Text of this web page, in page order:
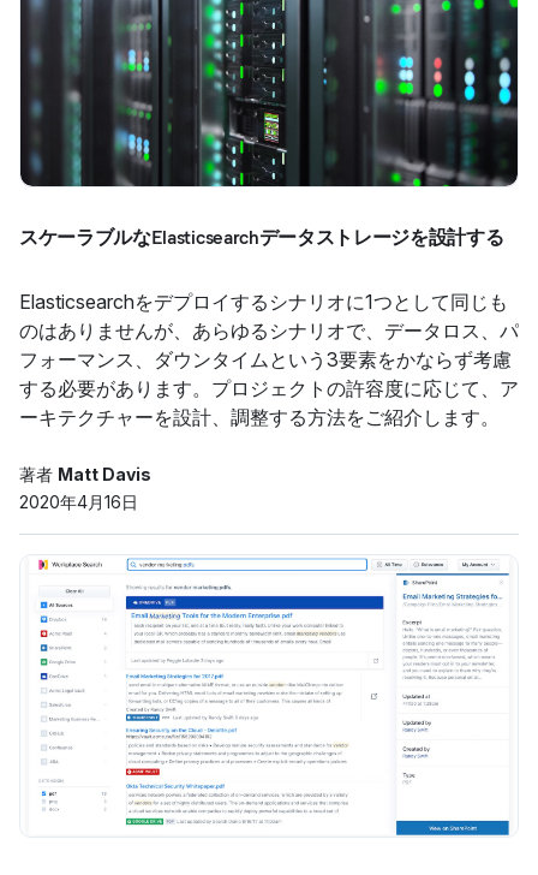
スケーラブルなElasticsearchデータストレージを設計する
Elasticsearchをデプロイするシナリオに1つとして同じも
のはありませんが、あらゆるシナリオで、データロス、パ
フォーマンス、ダウンタイムという3要素をかならず考慮
する必要があります。プロジェクトの許容度に応じて、ア
ーキテクチャーを設計、調整する方法をご紹介します。
著者 Matt Davis
2020年4月16日